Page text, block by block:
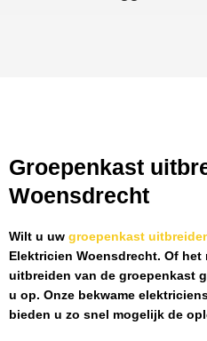
Groepenkast
Woensdrecht
Wilt u uw groepenkast
Elektricien Woensdrecht. Of het
uitbreiden van de groepenkast
u op. Onze bekwame
bieden u zo snel mogelijk de